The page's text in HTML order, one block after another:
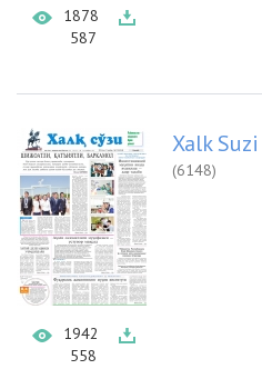
1878
587
1942
558
Xalk Suzi
(6148)